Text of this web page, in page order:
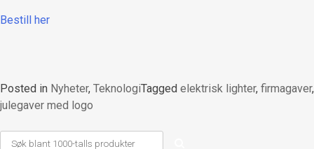
Bestill her
Posted in Nyheter, TeknologiTagged elektrisk lighter, firmagaver,
julegaver med logo